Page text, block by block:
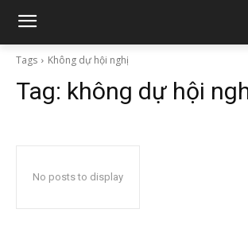
Tags Không dự hội nghị
Tag: không dự hội
No posts to display